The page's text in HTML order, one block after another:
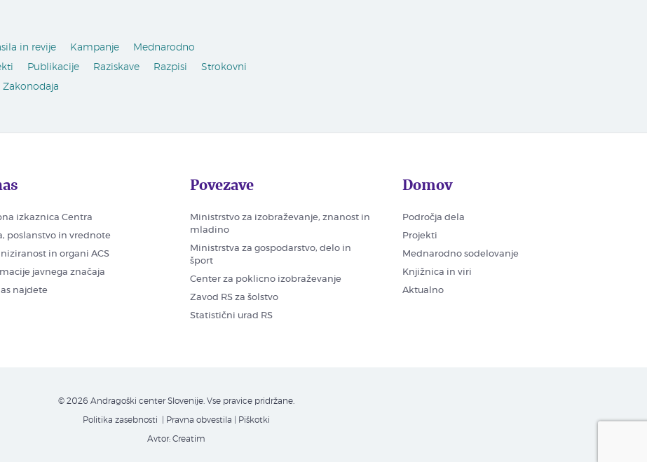
in revije Kampanje
Mednarodno
Publikacije Raziskave Razpisi
Strokovni
Zakonodaja
izkaznica Centra
poslanstvo in vrednote
in organi ACS
javnega značaja
najdete
Povezave
Ministrstvo za izobraževanje, znanost in
mladino
Ministrstva za gospodarstvo, delo in
šport
Center za poklicno izobraževanje
Zavod RS za šolstvo
Statistični urad RS
Domov
Področja dela
Projekti
Mednarodno sodelovanje
Knjižnica in viri
Aktualno
© 2026 Andragoški center Slovenije. Vse pravice pridržane.
Politika zasebnosti | Pravna obvestila Piškotki
Avtor: Creatim